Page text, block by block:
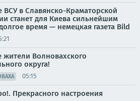
ВСУ в Славянско-Краматорской
станет для Киева сильнейшим
время — немецкая газета Bild
Волновахского
округа!
05:15
Прекрасного настроения